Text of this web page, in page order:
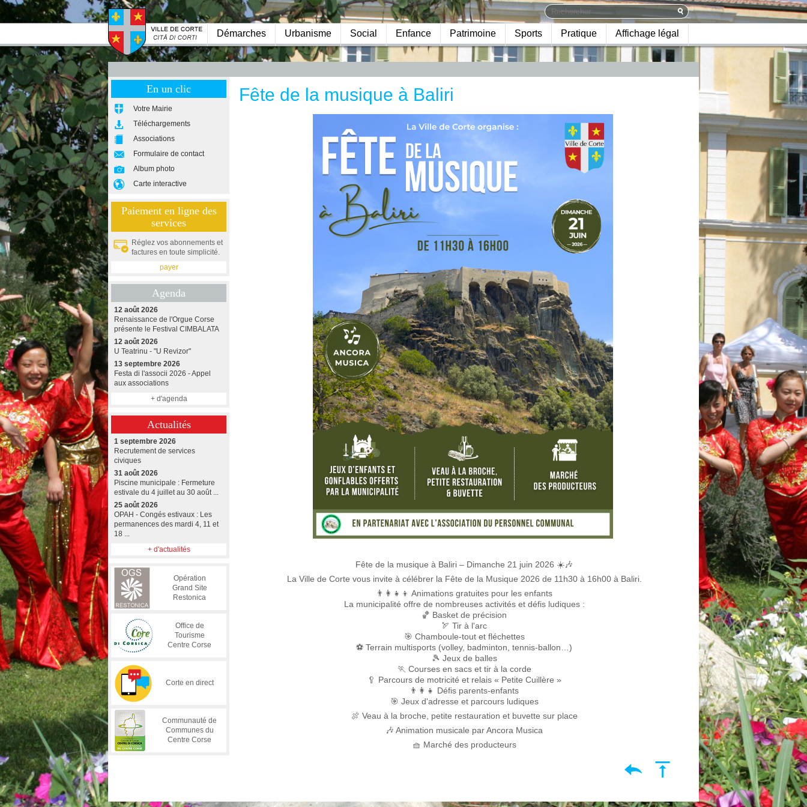
Démarches Urbanisme Social Enfance Patrimoine Sports Pratique Affichage légal
En un clic
Votre Mairie
Téléchargements
Associations
Formulaire de contact
Album photo
Carte interactive
Paiement en ligne des
services
Réglez vos abonnements et
factures en toute simplicité.
payer
Agenda
12 août 2026
Renaissance de l'Orgue Corse
présente le Festival CIMBALATA
12 août 2026
U Teatrinu - "U Revizor"
13 septembre 2026
Festa di l'associi 2026 - Appel
aux associations
+ d'agenda
Actualités
1 septembre 2026
Recrutement de services
civiques
31 août 2026
Piscine municipale : Fermeture
estivale du 4 juillet au 30 août ...
25 août 2026
OPAH - Congés estivaux : Les
permanences des mardi 4, 11 et
18 ...
+ d'actualités
Opération
Grand Site
Restonica
Office de
Tourisme
Centre Corse
Corte en direct
Communauté de
Communes du
Centre Corse
Fête de la musique à Baliri
Fête de la musique à Baliri – Dimanche 21 juin 2026 ☀️🎶
La Ville de Corte vous invite à célébrer la Fête de la Musique 2026 de 11h30 à 16h00 à Baliri.
👨‍👩‍👧‍👦 Animations gratuites pour les enfants
La municipalité offre de nombreuses activités et défis ludiques :
🏀 Basket de précision
🏹 Tir à l'arc
🎯 Chamboule-tout et fléchettes
⚽ Terrain multisports (volley, badminton, tennis-ballon…)
🎾 Jeux de balles
🏃 Courses en sacs et tir à la corde
🥄 Parcours de motricité et relais « Petite Cuillère »
👨‍👩‍👧 Défis parents-enfants
🎯 Jeux d'adresse et parcours ludiques
🍖 Veau à la broche, petite restauration et buvette sur place
🎶 Animation musicale par Ancora Musica
🧺 Marché des producteurs